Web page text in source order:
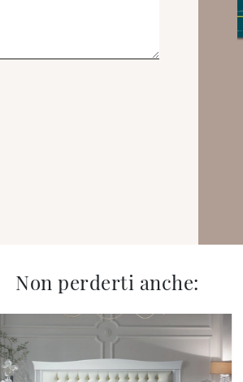
Non perderti anche: